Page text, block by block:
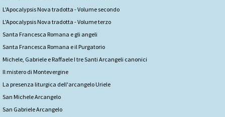
L'Apocalypsis Nova tradotta - Volume secondo
L'Apocalypsis Nova tradotta - Volume terzo
Santa Francesca Romana e gli angeli
Santa Francesca Romana e il Purgatorio
Michele, Gabriele e Raffaele I tre Santi Arcangeli canonici
Il mistero di Montevergine
La presenza liturgica dell'arcangelo Uriele
San Michele Arcangelo
San Gabriele Arcangelo